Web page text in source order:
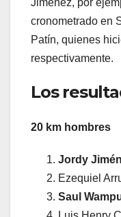
cronometrado en
Patín, quienes
respectivamente.
Los
20 km hombres
Jordy
Ezequiel
Saul